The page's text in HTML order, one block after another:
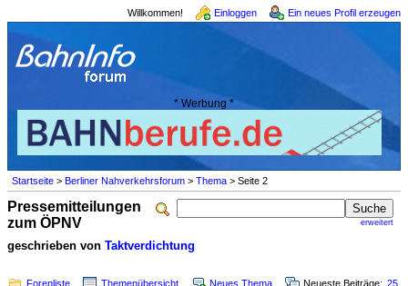
Willkommen! Einloggen Ein neues Profil erzeugen
* Werbung *
Startseite > Berliner Nahverkehrsforum > Thema > Seite 2
erweitert
Pressemitteilungen
zum ÖPNV
geschrieben von Taktverdichtung
Forenliste Themenübersicht Neues Thema Neueste Beiträge: 25